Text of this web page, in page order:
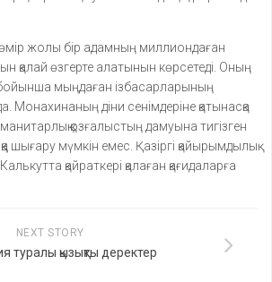
жолы бір адамның миллиондаған
қалай өзгерте алатынын көрсетеді. Оның
мыңдаған ізбасарларының
Монахинаның діни сенімдеріне қатынасқа
қозғалыстың дамуына тигізген
шығару мүмкін емес. Қазіргі қайырымдылық
қайраткері қалаған қағидаларға
NEXT STORY
туралы қызықты деректер